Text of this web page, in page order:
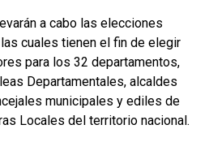
a cabo las elecciones
cuales tienen el fin de elegir
para los 32 departamentos,
Departamentales, alcaldes
municipales y ediles de
Locales del territorio nacional.